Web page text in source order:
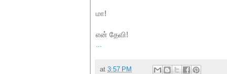
மா!
என் தேவி!
at 3:57 PM